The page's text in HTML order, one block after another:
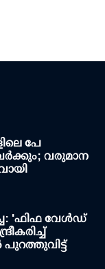
പേ
വരുമാന
'ഫിഫ വേള്‍ഡ്
പുറത്തുവിട്ട്